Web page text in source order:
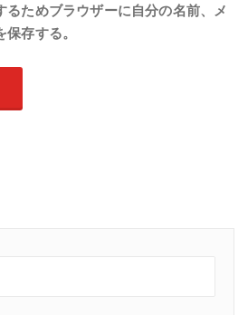
るためブラウザーに自分の名前、メ
存する。